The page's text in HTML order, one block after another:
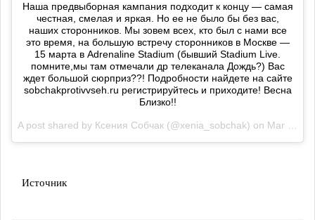
Наша предвыборная кампания подходит к концу — самая
честная, смелая и яркая. Но ее не было бы без вас,
наших сторонников. Мы зовем всех, кто был с нами все
это время, на большую встречу сторонников в Москве —
15 марта в Adrenaline Stadium (бывший Stadium Live.
помните,мы там отмечали др телеканала Дождь?) Вас
ждет большой сюрприз??! Подробности найдете на сайте
sobchakprotivvseh.ru регистрируйтесь и приходите! Весна
Близко!!
A post shared by Ксения Собчак (@xenia_sobchak) on Mar 9, 2018 at 10:55am PST
Источник